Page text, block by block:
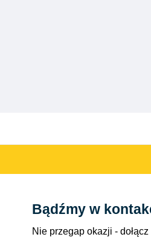
Bądźmy w
Nie przegap okazji -